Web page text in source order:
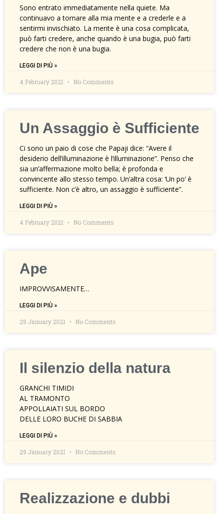
Sono entrato immediatamente nella quiete. Ma
continuavo a tornare alla mia mente e a crederle e a
sentirmi invischiato. La mente è una cosa complicata,
può farti credere, anche quando è una bugia, può farti
credere che non è una bugia.
LEGGI DI PIÙ »
4 February 2021 No Comments
Un Assaggio è Sufficiente
Ci sono un paio di cose che Papaji dice: “Avere il
desiderio dell’illuminazione è l’illuminazione”. Penso che
sia un’affermazione molto bella; è profonda e
convincente allo stesso tempo. Un’altra cosa: ‘Un po’ è
sufficiente. Non c’è altro, un assaggio è sufficiente”.
LEGGI DI PIÙ »
4 February 2021 No Comments
Ape
IMPROVVISAMENTE…
LEGGI DI PIÙ »
29 January 2021 No Comments
Il silenzio della natura
GRANCHI TIMIDI
AL TRAMONTO
APPOLLAIATI SUL BORDO
DELLE LORO BUCHE DI SABBIA
LEGGI DI PIÙ »
29 January 2021 No Comments
Realizzazione e dubbi